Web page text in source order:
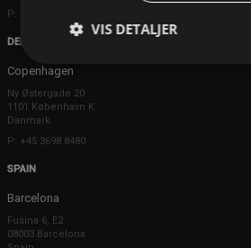
P: +44 203 608 8181
DENMARK
Copenhagen
Ny Østergade 20
1101 København K
Danmark
P: +45 3698 8480
SPAIN
Barcelona
Fusina 6, E2
08003 Barcelona
VIS DETALJER